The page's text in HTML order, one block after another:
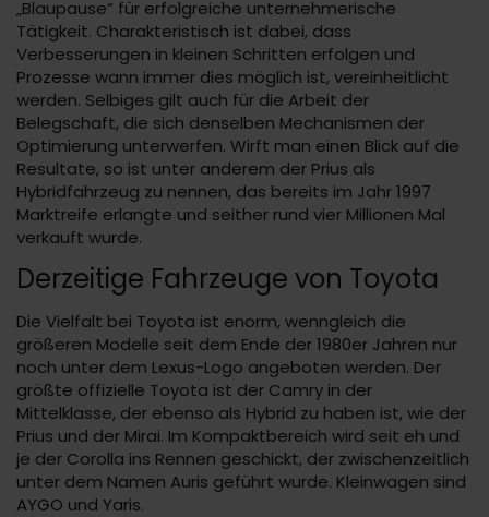
„Blaupause“ für erfolgreiche unternehmerische
Tätigkeit. Charakteristisch ist dabei, dass
Verbesserungen in kleinen Schritten erfolgen und
Prozesse wann immer dies möglich ist, vereinheitlicht
werden. Selbiges gilt auch für die Arbeit der
Belegschaft, die sich denselben Mechanismen der
Optimierung unterwerfen. Wirft man einen Blick auf die
Resultate, so ist unter anderem der Prius als
Hybridfahrzeug zu nennen, das bereits im Jahr 1997
Marktreife erlangte und seither rund vier Millionen Mal
verkauft wurde.
Derzeitige Fahrzeuge von Toyota
Die Vielfalt bei Toyota ist enorm, wenngleich die
größeren Modelle seit dem Ende der 1980er Jahren nur
noch unter dem Lexus-Logo angeboten werden. Der
größte offizielle Toyota ist der Camry in der
Mittelklasse, der ebenso als Hybrid zu haben ist, wie der
Prius und der Mirai. Im Kompaktbereich wird seit eh und
je der Corolla ins Rennen geschickt, der zwischenzeitlich
unter dem Namen Auris geführt wurde. Kleinwagen sind
AYGO und Yaris.